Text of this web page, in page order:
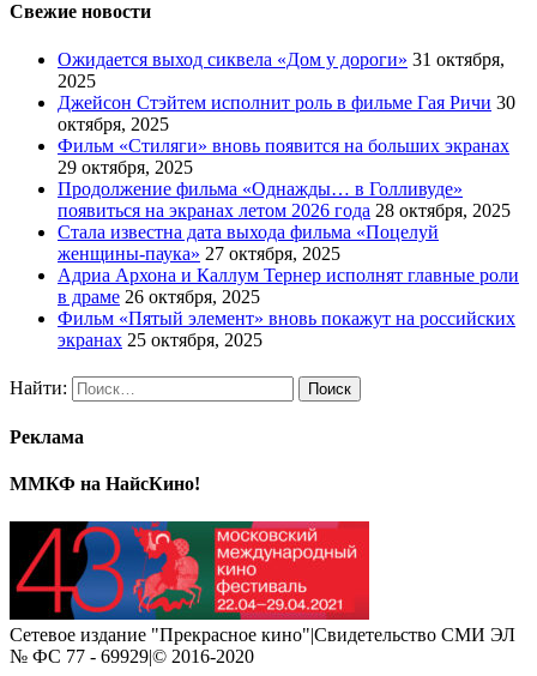
Свежие новости
Ожидается выход сиквела «Дом у дороги» 31 октября,
2025
Джейсон Стэйтем исполнит роль в фильме Гая Ричи 30
октября, 2025
Фильм «Стиляги» вновь появится на больших экранах
29 октября, 2025
Продолжение фильма «Однажды… в Голливуде»
появиться на экранах летом 2026 года 28 октября, 2025
Стала известна дата выхода фильма «Поцелуй
женщины-паука» 27 октября, 2025
Адриа Архона и Каллум Тернер исполнят главные роли
в драме 26 октября, 2025
Фильм «Пятый элемент» вновь покажут на российских
экранах 25 октября, 2025
Найти:
Реклама
ММКФ на НайсКино!
Сетевое издание "Прекрасное кино"|Свидетельство СМИ ЭЛ
№ ФС 77 - 69929|© 2016-2020